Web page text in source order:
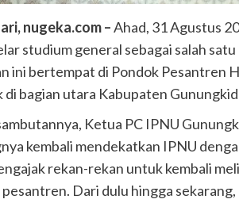
nugeka.com –Ahad, 31 Agustus
studium general sebagai salah
ini bertempat di Pondok Pesantren
bagian utara Kabupaten
Ketua PC IPNU
kembali mendekatkan IPNU
rekan-rekan untuk kembali
Dari dulu hingga